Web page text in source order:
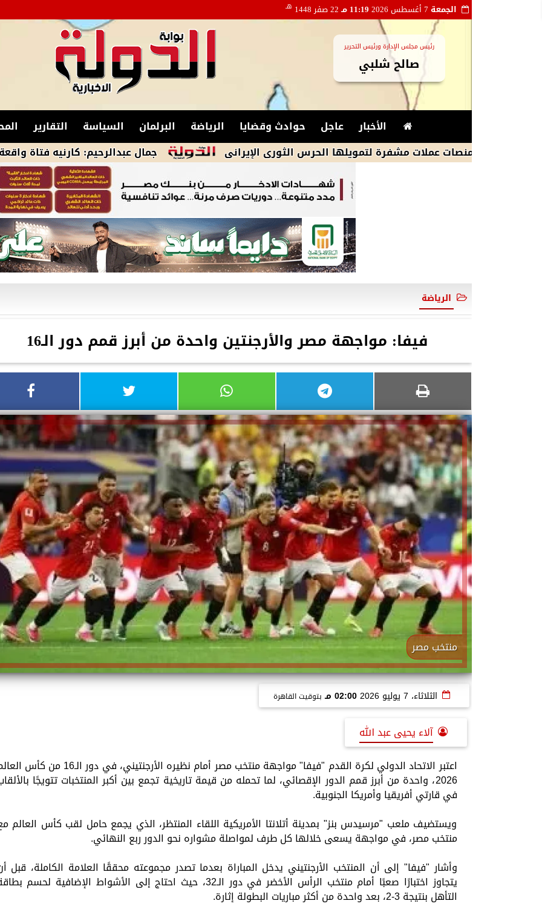
الجمعة 11:19 مـ 22 صفر 1448 هـ
رئيس مجلس الإدارة ورئيس التحرير
صالح شلبي
الأخبار عاجل حوادث وقضايا الرياضة البرلمان السياسة التقارير
جمال عبدالرحيم: كارنيه فتاة واقعة أوبر
منصات عملات مشفرة لتمويلها الحرس الثورى الإيرانى
الرياضة
فيفا: مواجهة مصر والأرجنتين واحدة من أبرز قمم دور الـ16
منتخب مصر
الثلاثاء، 7 يوليو 2026 02:00 مـ بتوقيت القاهرة
آلاء يحيى عبد الله
اعتبر الاتحاد الدولي لكرة القدم "فيفا" مواجهة منتخب مصر أمام نظيره الأرجنتيني، في دور الـ16 من
2026، واحدة من أبرز قمم الدور الإقصائي، لما تحمله من قيمة تاريخية تجمع بين أكبر المنتخبات تتويجًا
في قارتي أفريقيا وأمريكا الجنوبية.
ويستضيف ملعب "مرسيدس بنز" بمدينة أتلانتا الأمريكية اللقاء المنتظر، الذي يجمع حامل لقب كأس العالم
منتخب مصر، في مواجهة يسعى خلالها كل طرف لمواصلة مشواره نحو الدور ربع النهائي.
وأشار "فيفا" إلى أن المنتخب الأرجنتيني يدخل المباراة بعدما تصدر مجموعته محققًا العلامة الكاملة، قبل
يتجاوز اختبارًا صعبًا أمام منتخب الرأس الأخضر في دور الـ32، حيث احتاج إلى الأشواط الإضافية لحسم
التأهل بنتيجة 3-2، بعد واحدة من أكثر مباريات البطولة إثارة.